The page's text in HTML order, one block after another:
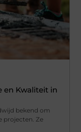
en Kwaliteit in
bekend om
projecten. Ze